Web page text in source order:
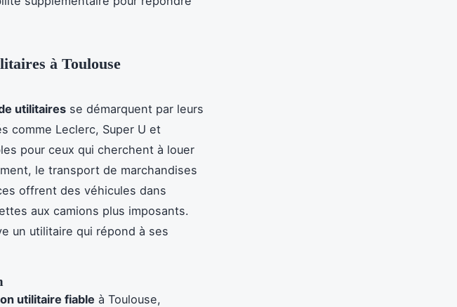
à Toulouse
utilitaires se démarquent par leurs
comme Leclerc, Super U et
pour ceux qui cherchent à louer
le transport de marchandises
offrent des véhicules dans
aux camions plus imposants.
un utilitaire qui répond à ses
utilitaire fiable à Toulouse,